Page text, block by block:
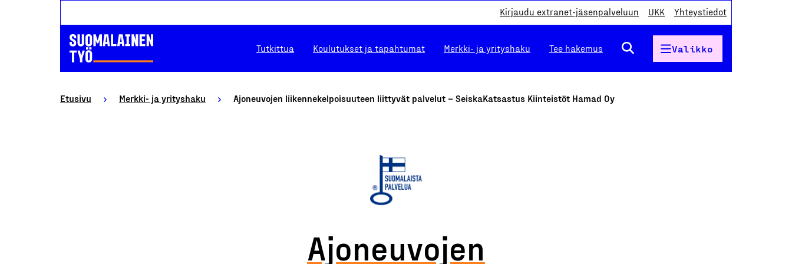
Kirjaudu extranet-jäsenpalveluun UKK Yhteystiedot
Tutkittua Koulutukset ja tapahtumat Merkki- ja yrityshaku Tee hakemus Valikko
Etusivu Merkki- ja yrityshaku Ajoneuvojen liikennekelpoisuuteen liittyvät palvelut – SeiskaKatsastus Kiinteistöt Hamad Oy
Ajoneuvojen